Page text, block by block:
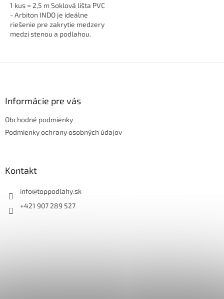
1 kus = 2,5 m Soklová lišta PVC
- Arbiton INDO je ideálne
riešenie pre zakrytie medzery
medzi stenou a podlahou.
káble...
Informácie pre vás
Obchodné podmienky
Podmienky ochrany osobných údajov
Kontakt
info@toppodlahy.sk
+421 907 289 527